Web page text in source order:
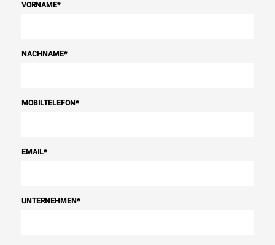
VORNAME*
NACHNAME*
MOBILTELEFON*
EMAIL*
UNTERNEHMEN*